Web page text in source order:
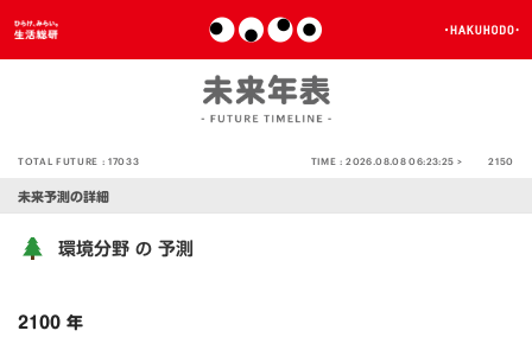
TOTAL FUTURE :17033 TIME :2026.08.08 06:23:25 > 2150
未来予測の詳細
環境分野 の 予測
2100 年